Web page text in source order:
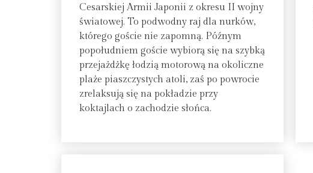
Cesarskiej Armii Japonii z okresu II wojny
światowej. To podwodny raj dla nurków,
którego goście nie zapomną. Późnym
popołudniem goście wybiorą się na szybką
przejażdżkę łodzią motorową na okoliczne
plaże piaszczystych atoli, zaś po powrocie
zrelaksują się na pokładzie przy
koktajlach o zachodzie słońca.